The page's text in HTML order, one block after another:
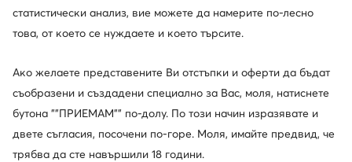
Един клуб, предимства на много места.
Промоции само за членовете на клуба, удължен
срок за връщане и много повече. Отключете
MODIVOclub GOLD и получавайте
статистически анализ, вие можете да намерите по-лесно
това, от което се нуждаете и което търсите.
Ако желаете представените Ви отстъпки и оферти да бъдат
съобразени и създадени специално за Вас, моля, натиснете
бутона ""ПРИЕМАМ"" по-долу. По този начин изразявате и
двете съгласия, посочени по-горе. Моля, имайте предвид, че
трябва да сте навършили 18 години.